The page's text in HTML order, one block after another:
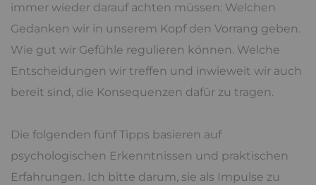
immer wieder darauf achten müssen: Welchen
Gedanken wir in unserem Kopf den Vorrang geben.
Wie gut wir Gefühle regulieren können. Welche
Entscheidungen wir treffen und inwieweit wir auch
bereit sind, die Konsequenzen dafür zu tragen.
Die folgenden fünf Tipps basieren auf
psychologischen Erkenntnissen und praktischen
Erfahrungen. Ich bitte darum, sie als Impulse zu